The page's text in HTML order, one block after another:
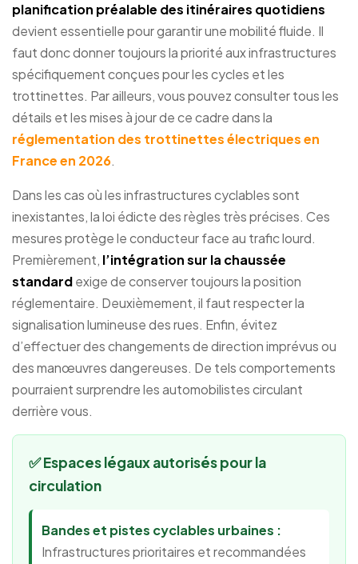
planification préalable des itinéraires quotidiens
devient essentielle pour garantir une mobilité fluide. Il
faut donc donner toujours la priorité aux infrastructures
spécifiquement conçues pour les cycles et les
trottinettes. Par ailleurs, vous pouvez consulter tous les
détails et les mises à jour de ce cadre dans la
réglementation des trottinettes électriques en
France en 2026.
Dans les cas où les infrastructures cyclables sont
inexistantes, la loi édicte des règles très précises. Ces
mesures protège le conducteur face au trafic lourd.
Premièrement, l’intégration sur la chaussée
standardexige de conserver toujours la position
réglementaire. Deuxièmement, il faut respecter la
signalisation lumineuse des rues. Enfin, évitez
d’effectuer des changements de direction imprévus ou
des manœuvres dangereuses. De tels comportements
pourraient surprendre les automobilistes circulant
derrière vous.
✅ Espaces légaux autorisés pour la
circulation
Bandes et pistes cyclables urbaines :
Infrastructures prioritaires et recommandées